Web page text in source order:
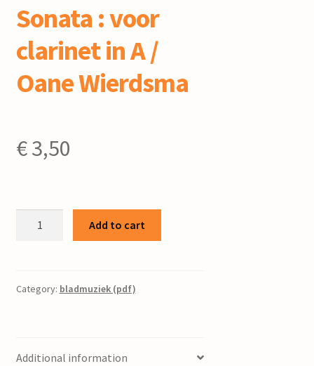
Sonata : voor
clarinet in A /
Oane Wierdsma
€3,50
in
Wierdsma
Add to cart
Category: bladmuziek (pdf)
Additional information